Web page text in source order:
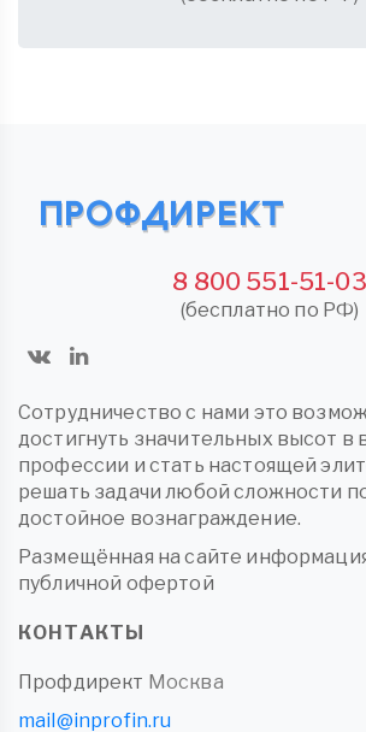
8 800 551-51-03
(бесплатно по РФ)
Сотрудничество с нами это
достигнуть значительных высот в
профессии и стать настоящей
решать задачи любой сложности
достойное вознаграждение.
Размещённая на сайте
публичной офертой
КОНТАКТЫ
Профдирект Москва
mail@inprofin.ru